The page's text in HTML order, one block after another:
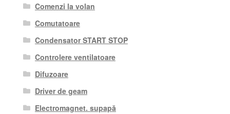
Comenzi la volan
Comutatoare
Condensator START STOP
Controlere ventilatoare
Difuzoare
Driver de geam
Electromagnet. supapă